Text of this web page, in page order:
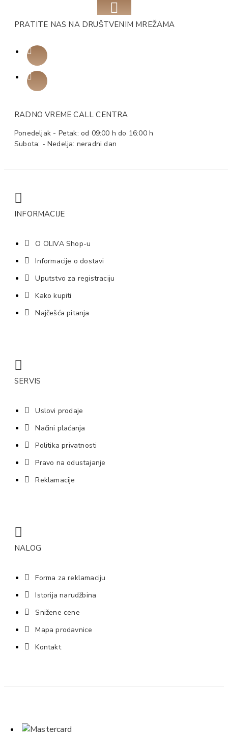
PRATITE NAS NA DRUŠTVENIM MREŽAMA
RADNO VREME CALL CENTRA
Ponedeljak - Petak: od 09:00 h do 16:00 h
Subota: - Nedelja: neradni dan
INFORMACIJE
O OLIVA Shop-u
Informacije o dostavi
Uputstvo za registraciju
Kako kupiti
Najčešća pitanja
SERVIS
Uslovi prodaje
Načini plaćanja
Politika privatnosti
Pravo na odustajanje
Reklamacije
NALOG
Forma za reklamaciju
Istorija narudžbina
Snižene cene
Mapa prodavnice
Kontakt